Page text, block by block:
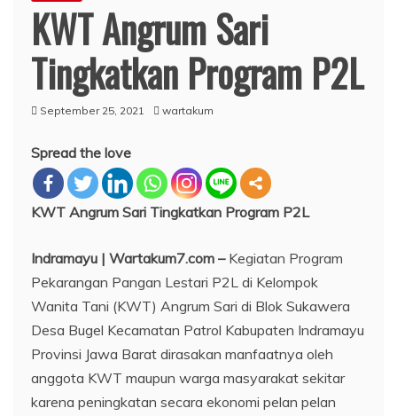
KWT Angrum Sari
Tingkatkan Program P2L
September 25, 2021 wartakum
Spread the love
KWT Angrum Sari Tingkatkan Program P2L
Indramayu | Wartakum7.com –Kegiatan Program
Pekarangan Pangan Lestari P2L di Kelompok
Wanita Tani (KWT) Angrum Sari di Blok Sukawera
Desa Bugel Kecamatan Patrol Kabupaten Indramayu
Provinsi Jawa Barat dirasakan manfaatnya oleh
anggota KWT maupun warga masyarakat sekitar
karena peningkatan secara ekonomi pelan pelan